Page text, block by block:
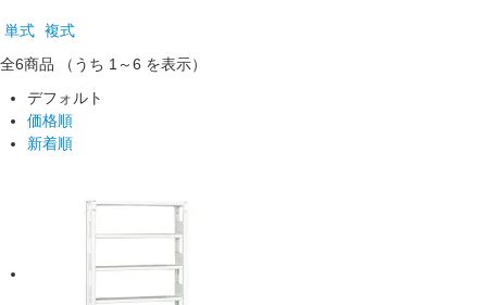
単式 複式
全6商品 （うち 1～6 を表示）
デフォルト
価格順
新着順